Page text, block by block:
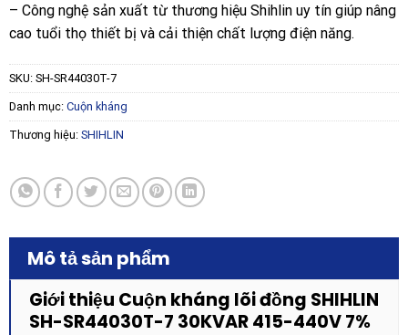
– Công nghệ sản xuất từ thương hiệu Shihlin uy tín giúp nâng
cao tuổi thọ thiết bị và cải thiện chất lượng điện năng.
SKU: SH-SR44030T-7
Danh mục: Cuộn kháng
Thương hiệu: SHIHLIN
Mô tả sản phẩm
Giới thiệu Cuộn kháng lõi đồng SHIHLIN
SH-SR44030T-7 30KVAR 415-440V 7%